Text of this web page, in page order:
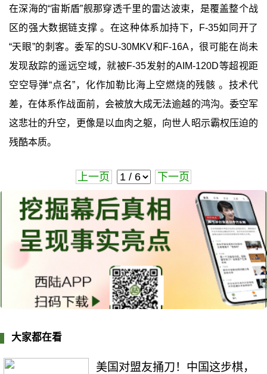
在深海的“宙斯盾”舰那穿透千里的雷达波束，是覆盖整个战
区的强大数据链支撑 。在这种体系加持下，F-35如同开了
“天眼”的刺客。委军的SU-30MKV和F-16A，很可能在尚未
发现敌踪的遥远空域，就被F-35发射的AIM-120D等超视距
空空导弹“点名”，化作加勒比海上空燃烧的残骸 。技术代
差，在体系作战面前，会被放大成无法逾越的鸿沟。委空军
这悲壮的升空，更像是以血肉之躯，向世人昭示霸权压迫的
残酷本质。
上一页 下一页
大家都在看
美国对盟友捅刀！中国这步棋，